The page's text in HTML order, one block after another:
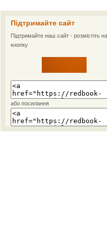
Підтримайте сайт
Підтримайте наш сайт - розмістіть
кнопку
або посилання